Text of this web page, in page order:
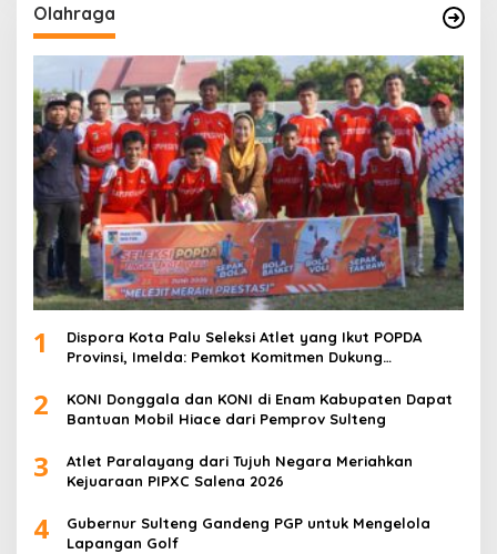
Olahraga
1
Dispora Kota Palu Seleksi Atlet yang Ikut POPDA
Provinsi, Imelda: Pemkot Komitmen Dukung
2
KONI Donggala dan KONI di Enam Kabupaten Dapat
Bantuan Mobil Hiace dari Pemprov Sulteng
3
Atlet Paralayang dari Tujuh Negara Meriahkan
Kejuaraan PIPXC Salena 2026
4
Gubernur Sulteng Gandeng PGP untuk Mengelola
Lapangan Golf